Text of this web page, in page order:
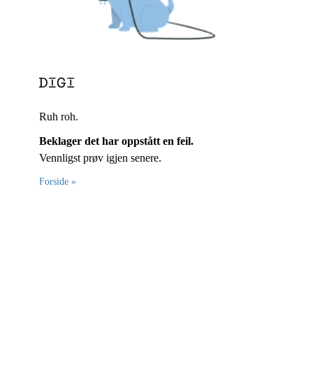
Ruh roh.
Beklager det har oppstått en feil.
Vennligst prøv igjen senere.
Forside »